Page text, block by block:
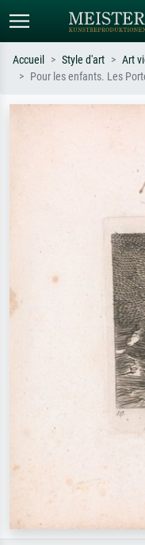
Accueil Style d'art Art
Pour les enfants. Les